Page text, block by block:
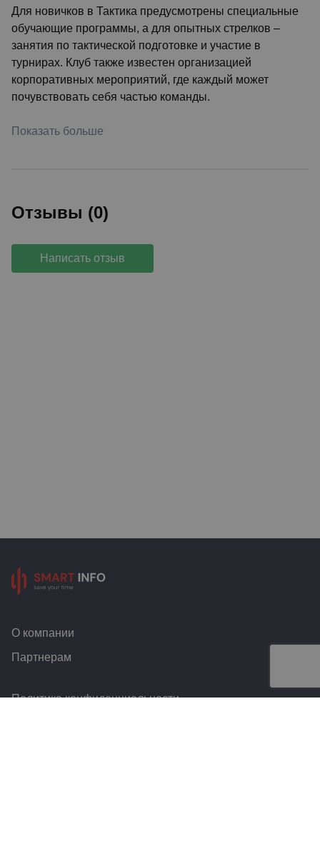
Для новичков в Тактика предусмотрены специальные
обучающие программы, а для опытных стрелков –
занятия по тактической подготовке и участие в
турнирах. Клуб также известен организацией
корпоративных мероприятий, где каждый может
почувствовать себя частью команды.
Показать больше
Отзывы (0)
Написать отзыв
О компании
Партнерам
Политика конфиденциальности